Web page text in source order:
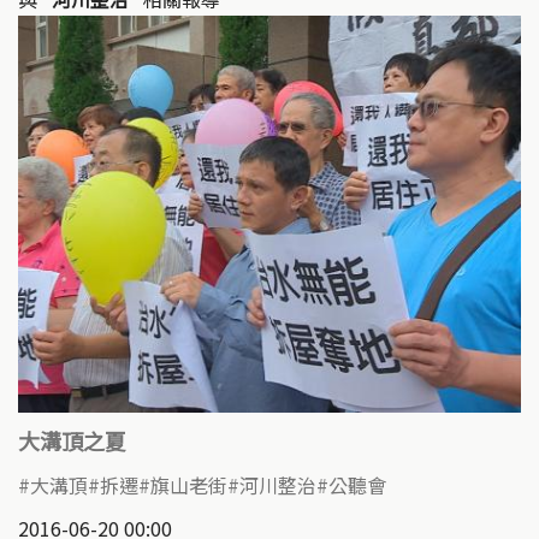
大溝頂之夏
大溝頂 拆遷 旗山老街 河川整治 公聽會
2016-06-20 00:00